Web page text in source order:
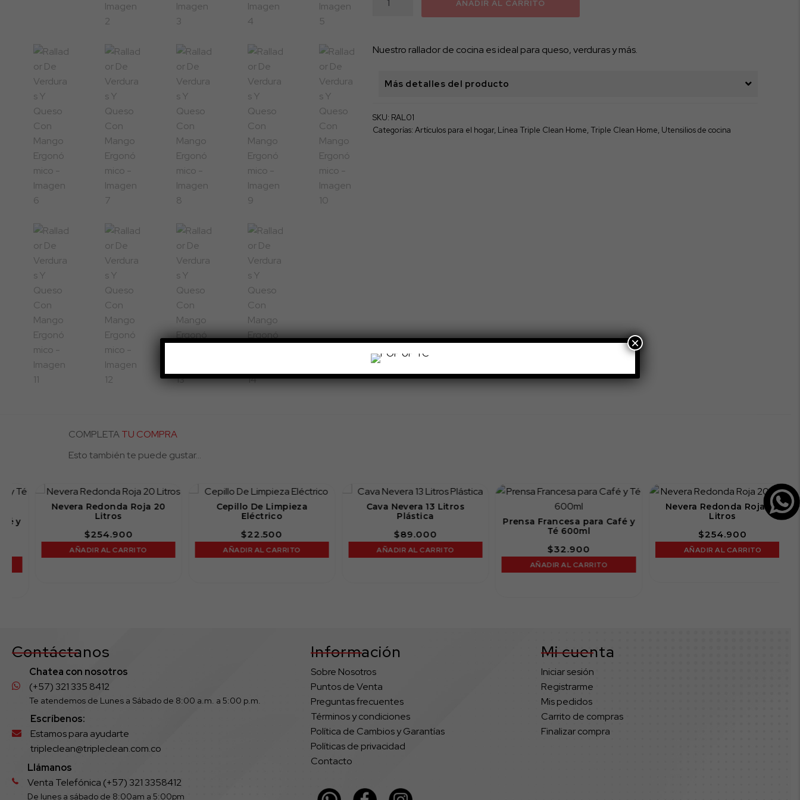
Queso
Mango
cantidad
AÑADIR AL CARRITO
Nuestro rallador de cocina es ideal para queso, verduras y más.
Más detalles del producto
SKU: RAL01
Categorías:Artículos para el hogar, Línea Triple Clean Home,Triple Clean Home, Utensilios de cocina
COMPLETATU COMPRA
Esto también te puede gustar...
Nevera Redonda Roja 20
Litros
254.900
AÑADIR AL CARRITO
Cepillo De Limpieza
Eléctrico
22.500
AÑADIR AL CARRITO
Cava Nevera 13 Litros
Plástica
89.000
AÑADIR AL CARRITO
Prensa Francesa para Café y
Té 600ml
32.900
AÑADIR AL CARRITO
Nevera Redonda Roja 20
Litros
254.900
AÑADIR AL CARRITO
Contáctanos
Chatea con nosotros
(+57) 321 335 8412
Te atendemos de Lunes a Sábado de 8:00 a.m. a 5:00 p.m.
Escríbenos:
Estamos para ayudarte
tripleclean@tripleclean.com.co
Llámanos
Venta Telefónica (+57) 321 3358412
De lunes a sábado de 8:00am a 5:00pm
Información
Sobre Nosotros
Puntos de Venta
Preguntas frecuentes
Términos y condiciones
Política de Cambios y Garantías
Políticas de privacidad
Contacto
Mi cuenta
Iniciar sesión
Registrarme
Mis pedidos
Carrito de compras
Finalizar compra
×